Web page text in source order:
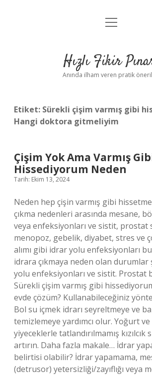
Anasayfa
Yasal Uyarı
menüyü
Hızlı Fikir
Anında ilham veren pratik
Etiket: Sürekli çişim varmış gibi
Hangi doktora gitmeliyim
Çişim Yok Ama Varmış
Hissediyorum Neden
Tarih: Ekim 13, 2024
Neden hep çişin varmış gibi
çıkma nedenleri arasında mesane,
veya enfeksiyonları ve sistit, prostat
menopoz, gebelik, diyabet, stres ve
alımı gibi idrar yolu enfeksiyonları
idrara çıkmaya neden olan durumlar
yolu enfeksiyonları ve sistit. Prostat
Sürekli çişim varmış gibi
evde çözüm? Kullanabileceğiniz
Bol su içmek idrarı seyreltmeye ve
temizlemeye yardımcı olur. Yoğurt
yiyeceklerle tatlandırılmamış
artırın. Daha fazla makale… İdrar
belirtisi olabilir? İdrar yapamama,
(detrusor) yetersizliği/zayıflığı veya